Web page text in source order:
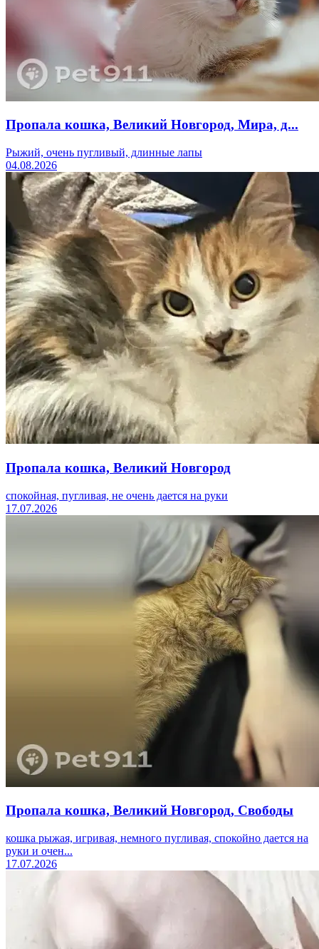
Пропала кошка, Великий Новгород, Мира, д...
Рыжий, очень пугливый, длинные лапы
04.08.2026
Пропала кошка, Великий Новгород
спокойная, пугливая, не очень дается на руки
17.07.2026
Пропала кошка, Великий Новгород, Свободы
кошка рыжая, игривая, немного пугливая, спокойно дается на
руки и очен...
17.07.2026